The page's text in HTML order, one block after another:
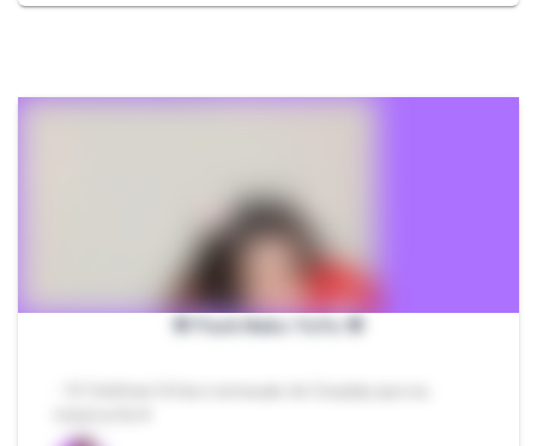
🌸 Pack Neko YuYu 🌸